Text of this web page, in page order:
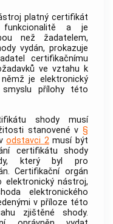
platný certifikát
funkcionalitě a je
než žadatelem,
vydán, prokazuje
certifikačnímu
ve vztahu k
jeelektronický
přílohy této
shody musí
stanovené v §
vodstavci 2musí být
certifikátu shody
který byl pro
Certifikační orgán
elektronický nástroj,
elektronického
v příloze této
zjištěné shody.